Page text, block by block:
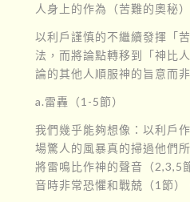
人身上的作為（苦難的奧秘
以利戶謹慎的不繼續發揮「
法，而將論點轉移到「神比
論的其他人順服神的旨意而
a.雷轟（1-5節）
我們幾乎能夠想像：以利戶
場驚人的風暴真的掃過他們
將雷鳴比作神的聲音（2,3,5
音時非常恐懼和戰兢（1節）